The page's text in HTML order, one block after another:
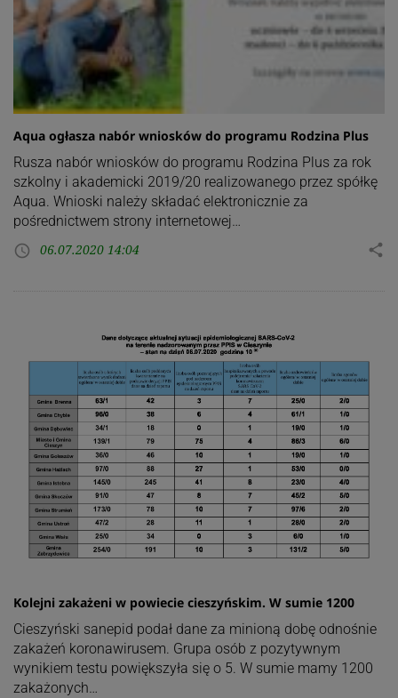
Aqua ogłasza nabór wniosków do programu Rodzina Plus
Rusza nabór wniosków do programu Rodzina Plus za rok
szkolny i akademicki 2019/20 realizowanego przez spółkę
Aqua. Wnioski należy składać elektronicznie za
pośrednictwem strony internetowej…
access_time 06.07.2020 14:04 share
Kolejni zakażeni w powiecie cieszyńskim. W sumie 1200
Cieszyński sanepid podał dane za minioną dobę odnośnie
zakażeń koronawirusem. Grupa osób z pozytywnym
wynikiem testu powiększyła się o 5. W sumie mamy 1200
zakażonych…